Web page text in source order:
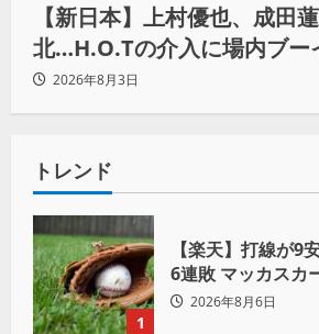
【新日本】上村優也、成田
北…H.O.Tの介入に場内ブー
闘いたい蓮じゃない！」
2026年8月3日
トレンド
1
【楽天】打線が9
6連敗 マッカスカ
せず借金「22」
2026年8月6日